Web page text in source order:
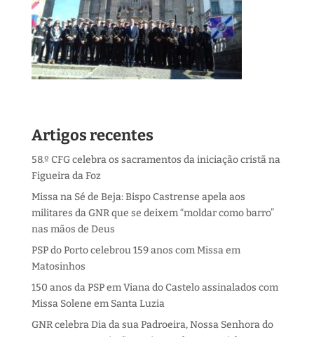
Artigos recentes
58.º CFG celebra os sacramentos da iniciação cristã na
Figueira da Foz
Missa na Sé de Beja: Bispo Castrense apela aos
militares da GNR que se deixem “moldar como barro”
nas mãos de Deus
PSP do Porto celebrou 159 anos com Missa em
Matosinhos
150 anos da PSP em Viana do Castelo assinalados com
Missa Solene em Santa Luzia
GNR celebra Dia da sua Padroeira, Nossa Senhora do